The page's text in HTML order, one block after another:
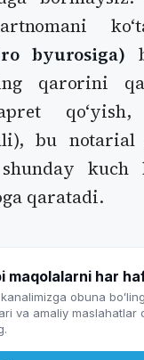
byurosiga)
qarorini
qoʻyish,
bu notarial
kuch
qaratadi.
maqolalarni har
obuna
va amaliy maslahatlar